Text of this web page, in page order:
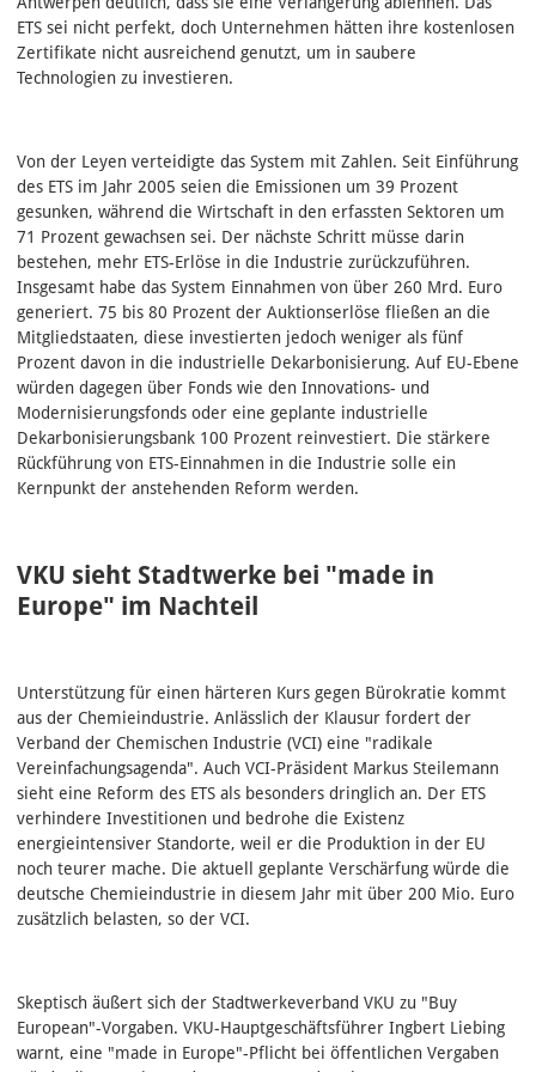
ETS sei nicht perfekt, doch Unternehmen hätten ihre kostenlosen
Zertifikate nicht ausreichend genutzt, um in saubere
Technologien zu investieren.
Von der Leyen verteidigte das System mit Zahlen. Seit Einführung
des ETS im Jahr 2005 seien die Emissionen um 39 Prozent
gesunken, während die Wirtschaft in den erfassten Sektoren um
71 Prozent gewachsen sei. Der nächste Schritt müsse darin
bestehen, mehr ETS-Erlöse in die Industrie zurückzuführen.
Insgesamt habe das System Einnahmen von über 260 Mrd. Euro
generiert. 75 bis 80 Prozent der Auktionserlöse fließen an die
Mitgliedstaaten, diese investierten jedoch weniger als fünf
Prozent davon in die industrielle Dekarbonisierung. Auf EU-Ebene
würden dagegen über Fonds wie den Innovations- und
Modernisierungsfonds oder eine geplante industrielle
Dekarbonisierungsbank 100 Prozent reinvestiert. Die stärkere
Rückführung von ETS-Einnahmen in die Industrie solle ein
Kernpunkt der anstehenden Reform werden.
VKU sieht Stadtwerke bei "made in
Europe" im Nachteil
Unterstützung für einen härteren Kurs gegen Bürokratie kommt
aus der Chemieindustrie. Anlässlich der Klausur fordert der
Verband der Chemischen Industrie (VCI) eine "radikale
Vereinfachungsagenda". Auch VCI-Präsident Markus Steilemann
sieht eine Reform des ETS als besonders dringlich an. Der ETS
verhindere Investitionen und bedrohe die Existenz
energieintensiver Standorte, weil er die Produktion in der EU
noch teurer mache. Die aktuell geplante Verschärfung würde die
deutsche Chemieindustrie in diesem Jahr mit über 200 Mio. Euro
zusätzlich belasten, so der VCI.
Skeptisch äußert sich der Stadtwerkeverband VKU zu "Buy
European"-Vorgaben. VKU-Hauptgeschäftsführer Ingbert Liebing
warnt, eine "made in Europe"-Pflicht bei öffentlichen Vergaben